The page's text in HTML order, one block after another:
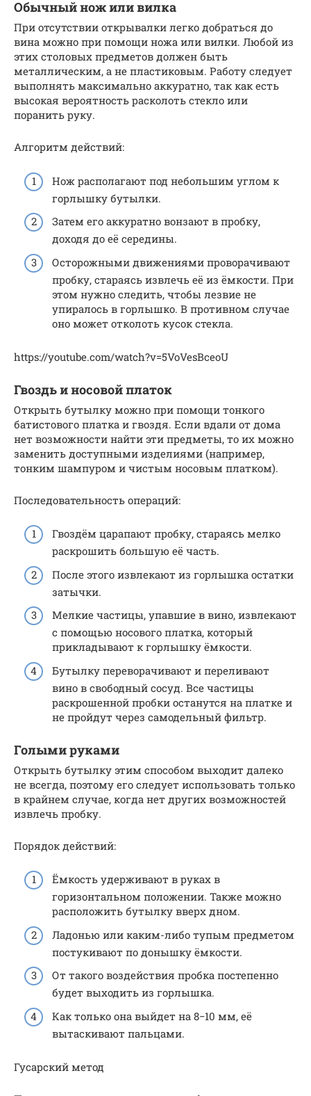
Обычный нож или вилка
При отсутствии открывалки легко добраться до
вина можно при помощи ножа или вилки. Любой из
этих столовых предметов должен быть
металлическим, а не пластиковым. Работу следует
выполнять максимально аккуратно, так как есть
высокая вероятность расколоть стекло или
поранить руку.
Алгоритм действий:
Нож располагают под небольшим углом к
горлышку бутылки.
Затем его аккуратно вонзают в пробку,
доходя до её середины.
Осторожными движениями проворачивают
пробку, стараясь извлечь её из ёмкости. При
этом нужно следить, чтобы лезвие не
упиралось в горлышко. В противном случае
оно может отколоть кусок стекла.
https://youtube.com/watch?v=5VoVesBceoU
Гвоздь и носовой платок
Открыть бутылку можно при помощи тонкого
батистового платка и гвоздя. Если вдали от дома
нет возможности найти эти предметы, то их можно
заменить доступными изделиями (например,
тонким шампуром и чистым носовым платком).
Последовательность операций:
Гвоздём царапают пробку, стараясь мелко
раскрошить большую её часть.
После этого извлекают из горлышка остатки
затычки.
Мелкие частицы, упавшие в вино, извлекают
с помощью носового платка, который
прикладывают к горлышку ёмкости.
Бутылку переворачивают и переливают
вино в свободный сосуд. Все частицы
раскрошенной пробки останутся на платке и
не пройдут через самодельный фильтр.
Голыми руками
Открыть бутылку этим способом выходит далеко
не всегда, поэтому его следует использовать только
в крайнем случае, когда нет других возможностей
извлечь пробку.
Порядок действий:
Ёмкость удерживают в руках в
горизонтальном положении. Также можно
расположить бутылку вверх дном.
Ладонью или каким-либо тупым предметом
постукивают по донышку ёмкости.
От такого воздействия пробка постепенно
будет выходить из горлышка.
Как только она выйдет на 8−10 мм, её
вытаскивают пальцами.
Гусарский метод